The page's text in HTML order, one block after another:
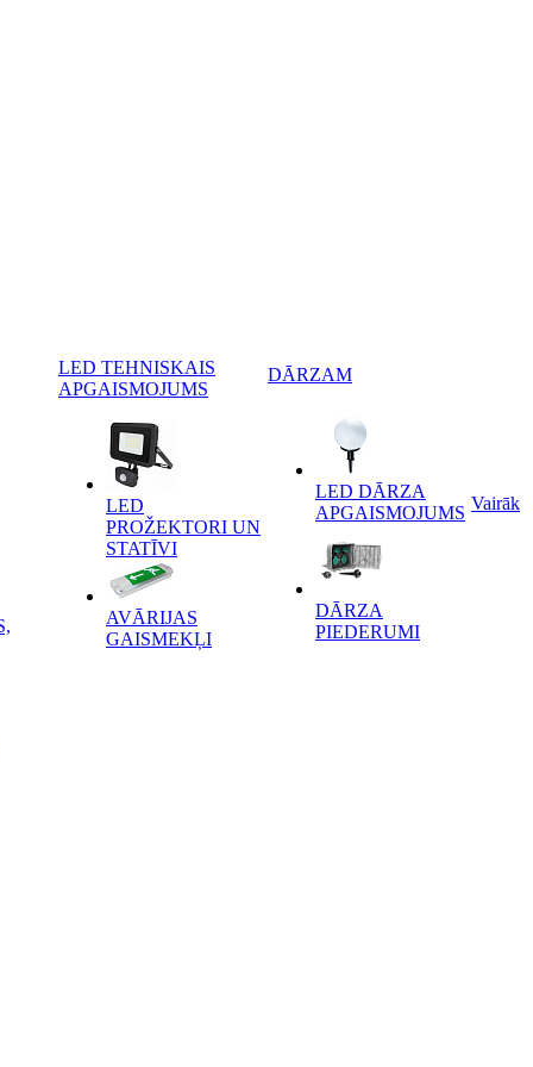
LED TEHNISKAIS
APGAISMOJUMS
LED
PROŽEKTORI UN
STATĪVI
AVĀRIJAS
GAISMEKĻI
DĀRZAM
LED DĀRZA
APGAISMOJUMS
DĀRZA
PIEDERUMI
Vairāk